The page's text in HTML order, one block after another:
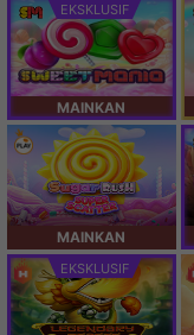
EKSKLUSIF
MAINKAN
MAINKAN
EKSKLUSIF